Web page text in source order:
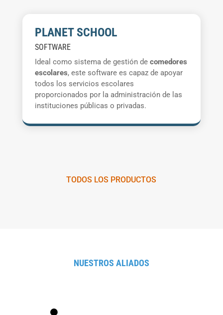
PLANET SCHOOL
SOFTWARE
Ideal como sistema de gestión de comedores
escolares, este software es capaz de apoyar
todos los servicios escolares
proporcionados por la administración de las
instituciones públicas o privadas.
TODOS LOS PRODUCTOS
NUESTROS ALIADOS